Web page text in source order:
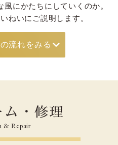
風にかたちにしていくのか。
ねいにご説明します。
流れをみる
ム・修理
& Repair